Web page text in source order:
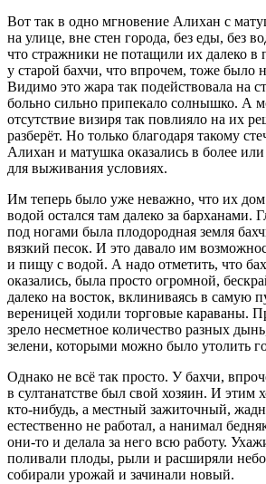
Вот так в одно мгновение Алихан с
на улице, вне стен города, без еды, без
что стражники не потащили их далеко в
у старой бахчи, что впрочем, тоже было
Видимо это жара так подействовала на
больно сильно припекало солнышко. А
отсутствие визиря так повлияло на их
разберёт. Но только благодаря такому
Алихан и матушка оказались в более
для выживания условиях.
Им теперь было уже неважно, что их
водой остался там далеко за барханами.
под ногами была плодородная земля
вязкий песок. И это давало им
и пищу с водой. А надо отметить, что
оказались, была просто огромной,
далеко на восток, вклиниваясь в самую
вереницей ходили торговые караваны.
зрело несметное количество разных
зелени, которыми можно было утолить
Однако не всё так просто. У бахчи,
в султанатстве был свой хозяин. И этим
кто-нибудь, а местный зажиточный,
естественно не работал, а нанимал
они-то и делала за него всю работу.
поливали плоды, рыли и расширяли
собирали урожай и зачинали новый.